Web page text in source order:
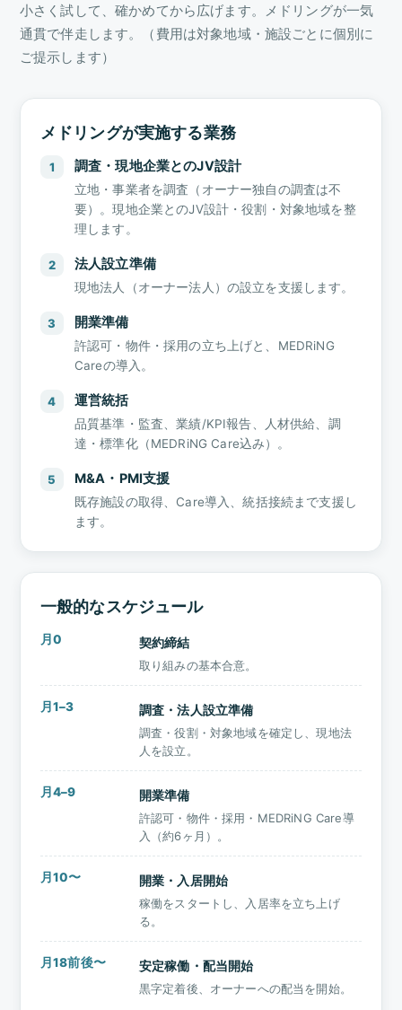
小さく試して、確かめてから広げます。メドリングが一気
通貫で伴走します。（費用は対象地域・施設ごとに個別に
ご提示します）
メドリングが実施する業務
1 調査・現地企業とのJV設計
立地・事業者を調査（オーナー独自の調査は不
要）。現地企業とのJV設計・役割・対象地域を整
理します。
2 法人設立準備
現地法人（オーナー法人）の設立を支援します。
3 開業準備
許認可・物件・採用の立ち上げと、MEDRiNG
Careの導入。
4 運営統括
品質基準・監査、業績/KPI報告、人材供給、調
達・標準化（MEDRiNG Care込み）。
5 M&A・PMI支援
既存施設の取得、Care導入、統括接続まで支援し
ます。
一般的なスケジュール
月0 契約締結
取り組みの基本合意。
月1–3 調査・法人設立準備
調査・役割・対象地域を確定し、現地法
人を設立。
月4–9 開業準備
許認可・物件・採用・MEDRiNG Care導
入（約6ヶ月）。
月10〜 開業・入居開始
稼働をスタートし、入居率を立ち上げ
る。
月18前後〜 安定稼働・配当開始
黒字定着後、オーナーへの配当を開始。